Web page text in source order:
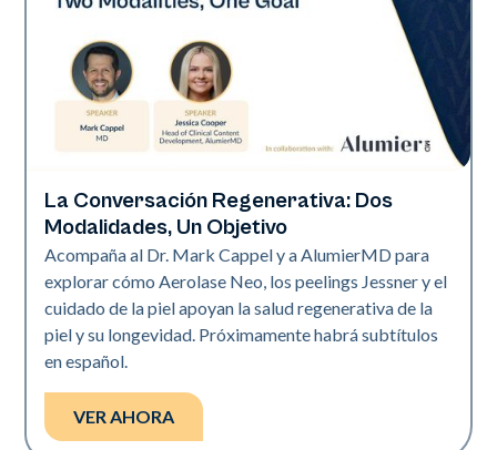
Neo Elite
La Conversación Regenerativa: Dos
Modalidades, Un Objetivo
Acompaña al Dr. Mark Cappel y a AlumierMD para
explorar cómo Aerolase Neo, los peelings Jessner y el
cuidado de la piel apoyan la salud regenerativa de la
piel y su longevidad. Próximamente habrá subtítulos
en español.
VER AHORA